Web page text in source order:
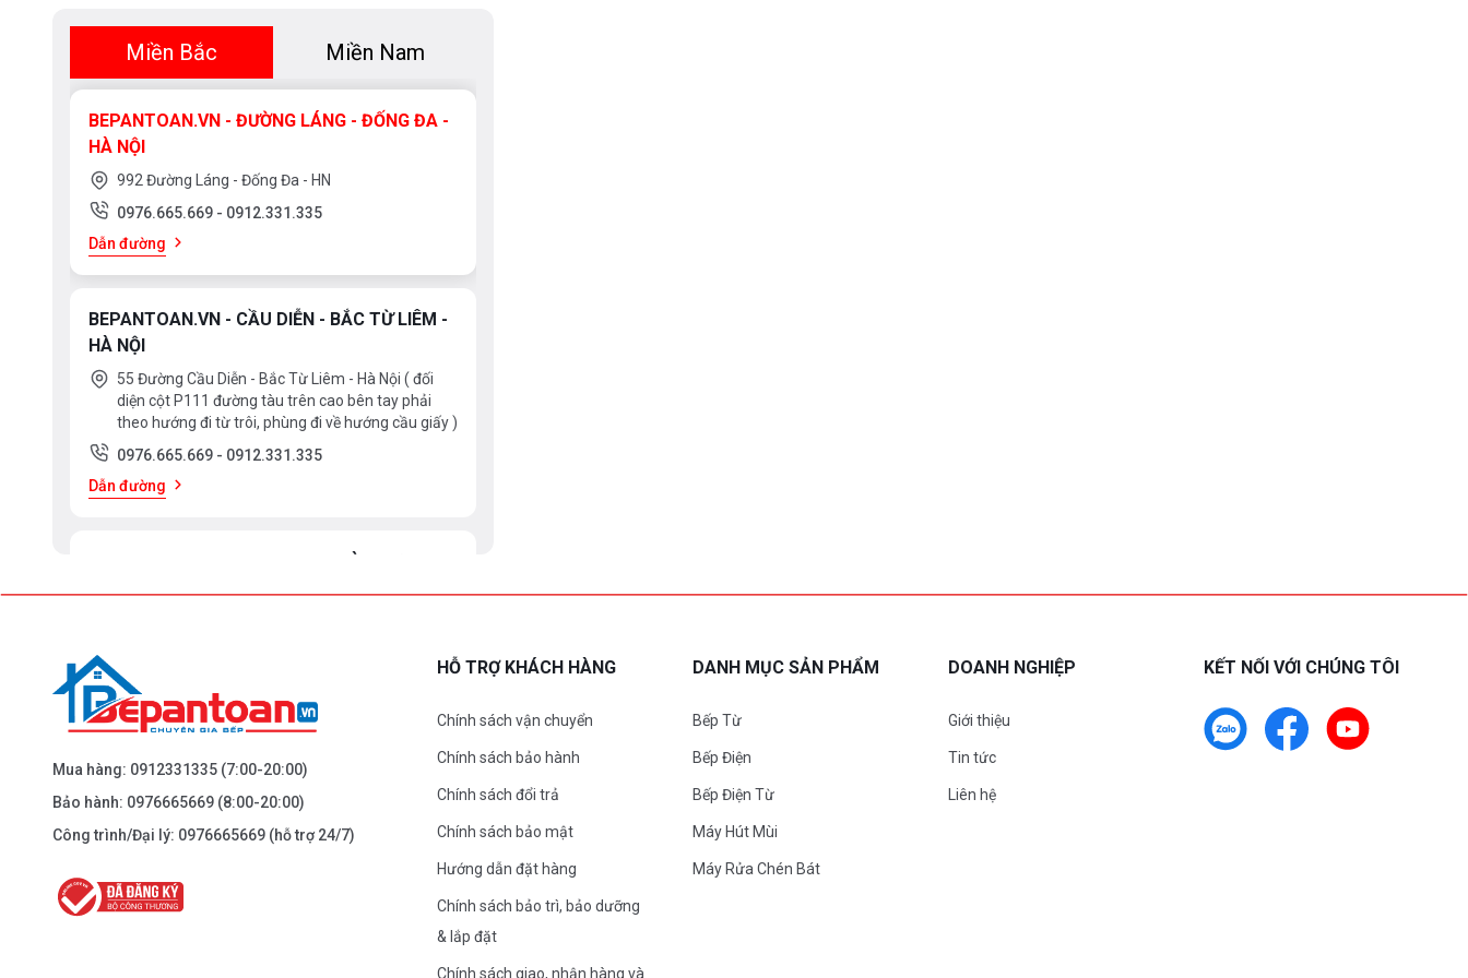
Miền Bắc Miền Nam
BEPANTOAN.VN - ĐƯỜNG LÁNG - ĐỐNG ĐA -
HÀ NỘI
992 Đường Láng - Đống Đa - HN
0976.665.669 - 0912.331.335
Dẫn đường
BEPANTOAN.VN - CẦU DIỄN - BẮC TỪ LIÊM -
HÀ NỘI
55 Đường Cầu Diễn - Bắc Từ Liêm - Hà Nội ( đối
diện cột P111 đường tàu trên cao bên tay phải
theo hướng đi từ trôi, phùng đi về hướng cầu giấy )
0976.665.669 - 0912.331.335
Dẫn đường
BEPANTOAN.VN - ĐẠI LA - HAI BÀ TRƯNG -
Dẫn đường
BEPANTOAN.VN - NGUYỄN TRÃI - THANH
Dẫn đường
Mua hàng: 0912331335 (7:00-20:00)
Bảo hành: 0976665669 (8:00-20:00)
Công trình/Đại lý: 0976665669 (hỗ trợ 24/7)
HỖ TRỢ KHÁCH HÀNG
Chính sách vận chuyển
Chính sách bảo hành
Chính sách đổi trả
Chính sách bảo mật
Hướng dẫn đặt hàng
Chính sách bảo trì, bảo dưỡng
& lắp đặt
Chính sách giao, nhận hàng và
DANH MỤC SẢN PHẨM
Bếp Từ
Bếp Điện
Bếp Điện Từ
Máy Hút Mùi
Máy Rửa Chén Bát
DOANH NGHIỆP
Giới thiệu
Tin tức
Liên hệ
KẾT NỐI VỚI CHÚNG TÔI